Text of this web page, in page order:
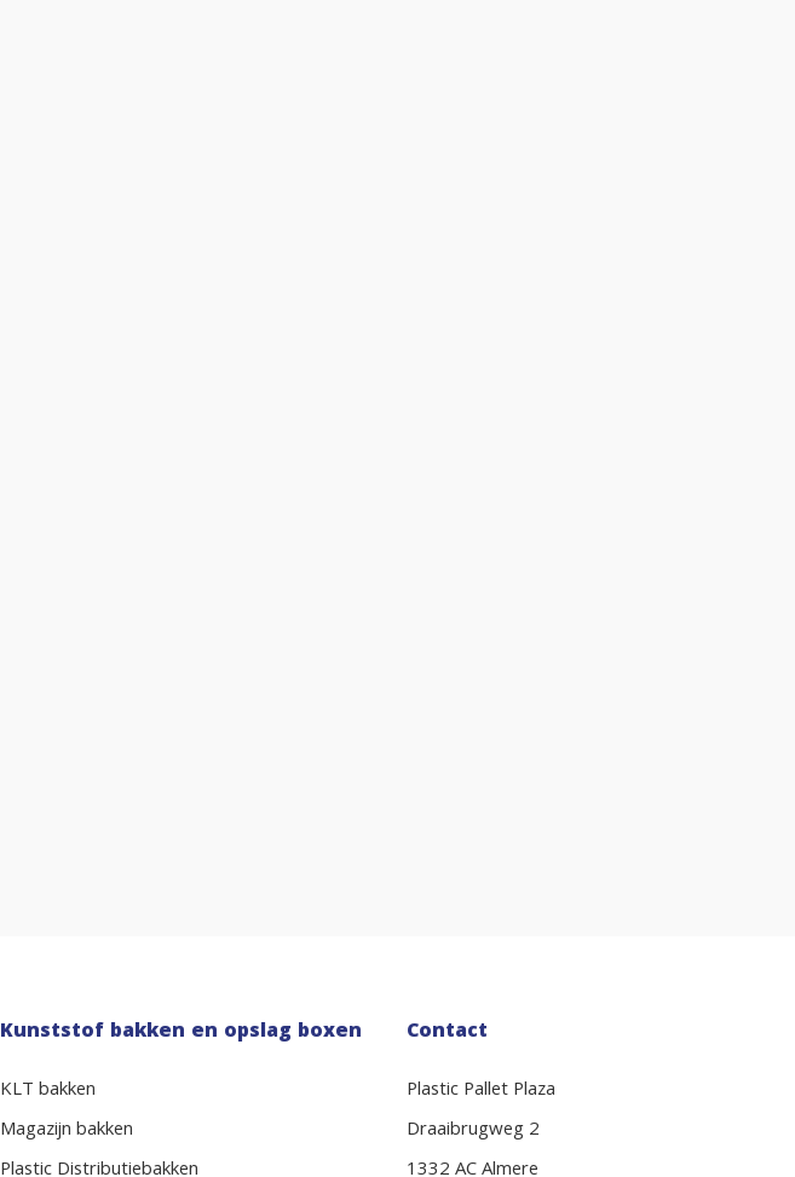
Kunststof bakken en opslag boxen
KLT bakken
Magazijn bakken
Plastic Distributiebakken
Contact
Plastic Pallet Plaza
Draaibrugweg 2
1332 AC Almere